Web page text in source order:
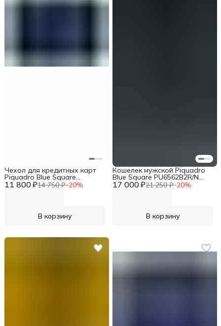
11 800 ₽14 750 ₽−20%
Чехол для кредитных карт
Piquadro Blue Square
PU1243B2R/BLU2 синий
В корзину
17 000 ₽21 250 ₽−20%
Кошелек мужской Piquadro
Blue Square PU6562B2R/N
черный натур.кожа
В корзину